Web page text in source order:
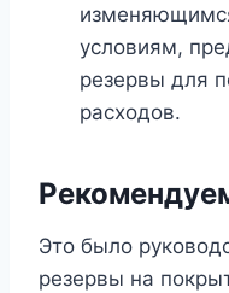
условиям,
резервы для
расходов.
Это было
резервы на